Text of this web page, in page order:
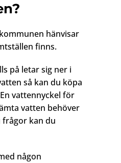
hänvisar
finns.
på letar sig ner i
så kan du köpa
vattennyckel för
vatten behöver
frågor kan du
någon